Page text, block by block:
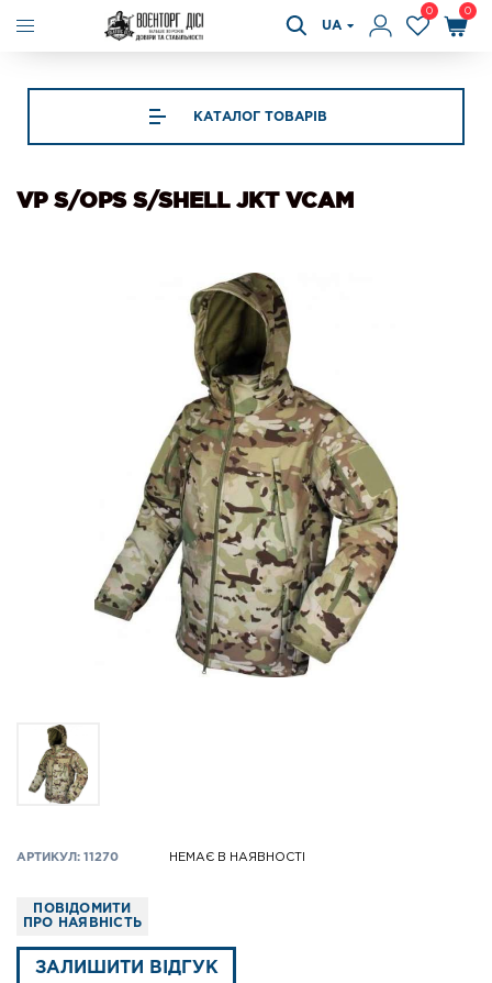
UA
0 0
КАТАЛОГ ТОВАРІВ
VP S/OPS S/SHELL JKT VCAM
АРТИКУЛ: 11270 НЕМАЄ В НАЯВНОСТІ
ПОВІДОМИТИ
ПРО НАЯВНІСТЬ
ЗАЛИШИТИ ВІДГУК